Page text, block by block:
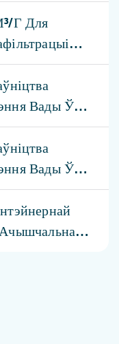
г Для
Вады Ў
40
Вады Ў
60
Ачышчальнай